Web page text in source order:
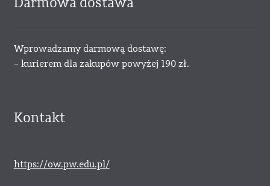
Wprowadzamy darmową dostawę:
– kurierem dla zakupów powyżej 190 zł.
Kontakt
https://ow.pw.edu.pl/